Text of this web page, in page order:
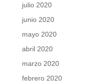
julio 2020
junio 2020
mayo 2020
abril 2020
marzo 2020
febrero 2020